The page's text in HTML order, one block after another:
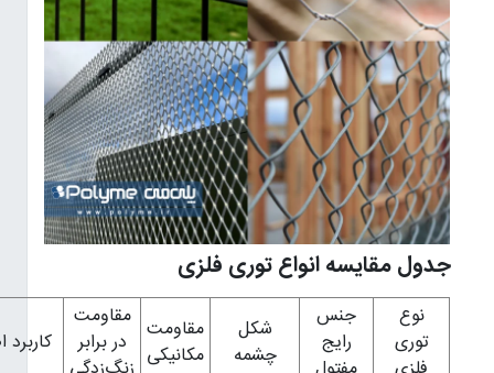
جدول مقایسه انواع توری فلزی
چشمه
مقاومت
مکانیکی
مقاومت
در برابر
کاربرد اصلی